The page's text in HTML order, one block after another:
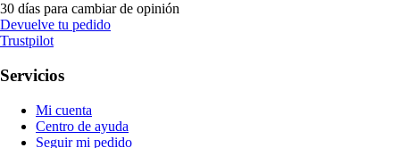
30 días para cambiar de opinión
Devuelve tu pedido
Trustpilot
Servicios
Mi cuenta
Centro de ayuda
Seguir mi pedido